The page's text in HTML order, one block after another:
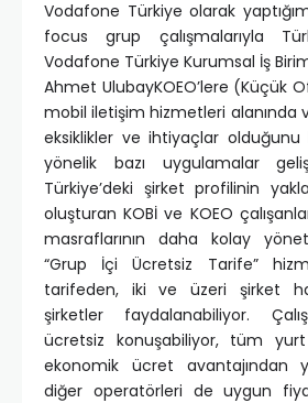
Vodafone Türkiye olarak
focus grup çalışmalarıyla
Vodafone Türkiye Kurumsal İş
Ahmet UlubayKOEO’lere (Küçük
mobil iletişim hizmetleri alanında
eksiklikler ve ihtiyaçlar
yönelik bazı uygulamalar
Türkiye’deki şirket profilinin
oluşturan KOBİ ve KOEO
masraflarının daha kolay
“Grup İçi Ücretsiz Tarife”
tarifeden, iki ve üzeri şirket
şirketler faydalanabiliyor.
ücretsiz konuşabiliyor, tüm
ekonomik ücret avantajından
diğer operatörleri de uygun